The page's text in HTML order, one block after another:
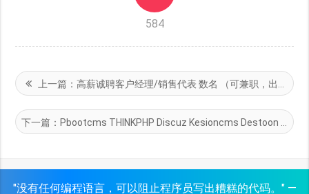
584
上一篇：高薪诚聘客户经理/销售代表 数名 （可兼职，出单即可）
下一篇： Pbootcms THINKPHP Discuz Kesioncms Destoon 等CMS, Bootstarp Layui等前端框架 程序开发、JS编写 程序设计/项目经理
"没有任何编程语言，可以阻止程序员写出糟糕的代码。" —